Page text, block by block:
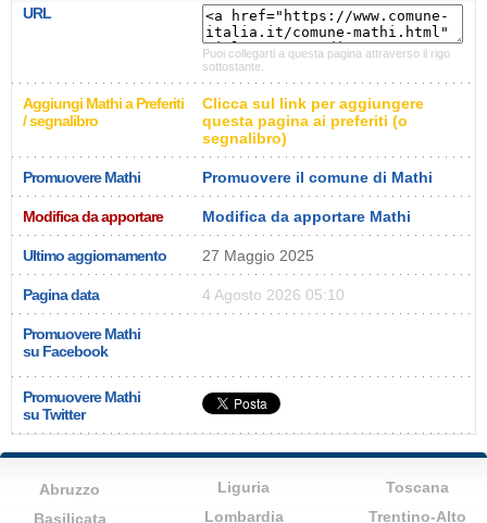
URL
Puoi collegarti a questa pagina attraverso il rigo
sottostante.
Aggiungi Mathi a Preferiti
/ segnalibro
Clicca sul link per aggiungere
questa pagina ai preferiti (o
segnalibro)
Promuovere Mathi Promuovere il comune di Mathi
Modifica da apportare Modifica da apportare Mathi
Ultimo aggiornamento 27 Maggio 2025
Pagina data 4 Agosto 2026 05:10
Promuovere Mathi
su Facebook
Promuovere Mathi
su Twitter
Abruzzo
Basilicata
Liguria
Lombardia
Toscana
Trentino-Alto